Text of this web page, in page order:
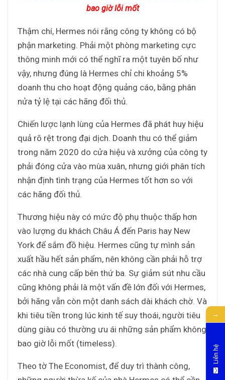
bao giờ lỗi mốt
Thậm chí, Hermes nói rằng công ty không có bộ
phận marketing. Phải một phòng marketing cực
thông minh mới có thể nghĩ ra một tuyên bố như
vậy, nhưng đúng là Hermes chỉ chi khoảng 5%
doanh thu cho hoạt động quảng cáo, bằng phân
nửa tỷ lệ tại các hãng đối thủ.
Chiến lược lạnh lùng của Hermes đã phát huy hiệu
quả rõ rệt trong đại dịch. Doanh thu có thể giảm
trong năm 2020 do cửa hiệu và xưởng của công ty
phải đóng cửa vào mùa xuân, nhưng giới phân tích
nhận định tình trạng của Hermes tốt hơn so với
các hãng đối thủ.
Thương hiệu này có mức độ phụ thuộc thấp hơn
vào lượng du khách Châu Á đến Paris hay New
York để sắm đồ hiệu. Hermes cũng tự mình sản
xuất hầu hết sản phẩm, nên không cần phải hỗ trợ
các nhà cung cấp bên thứ ba. Sự giảm sút nhu cầu
cũng không phải là một vấn đề lớn đối với Hermes,
bởi hãng vẫn còn một danh sách dài khách chờ. Và
khi tiêu tiền trong lúc kinh tế suy thoái, người tiêu
dùng giàu có thường ưu ái những sản phẩm không
bao giờ lỗi mốt (timeless).
Theo tờ The Economist, để duy trì thành công,
→
Liên hệ